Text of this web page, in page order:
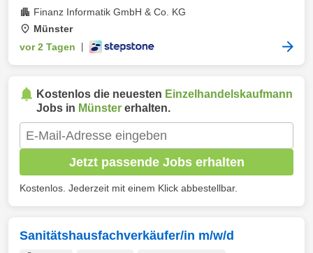
Finanz Informatik GmbH & Co. KG
Münster
vor 2 Tagen
Kostenlos die neuesten Einzelhandelskaufmann
Jobs in Münster erhalten.
Jetzt passende Jobs erhalten
Kostenlos. Jederzeit mit einem Klick abbestellbar.
Sanitätshausfachverkäufer/in m/w/d